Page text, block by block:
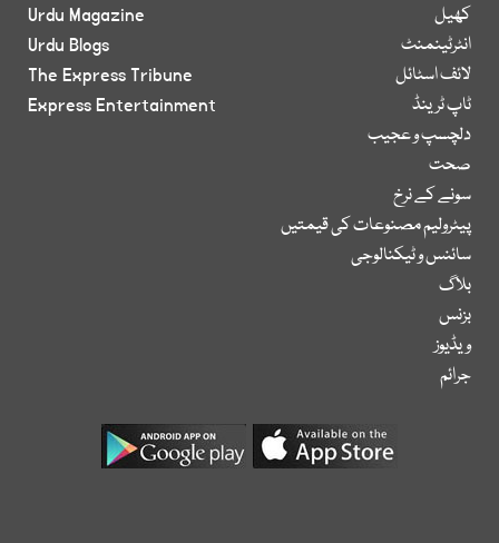
کھیل
انٹرٹینمنٹ
لائف اسٹائل
ٹاپ ٹرینڈ
دلچسپ و عجیب
صحت
سونے کے نرخ
پیٹرولیم مصنوعات کی قیمتیں
سائنس و ٹیکنالوجی
بلاگ
بزنس
ویڈیوز
جرائم
Urdu Magazine
Urdu Blogs
The Express Tribune
Express Entertainment